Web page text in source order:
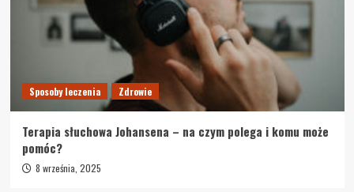
Sposoby leczenia Zdrowie
Terapia słuchowa Johansena – na czym polega i komu może
pomóc?
8 września, 2025